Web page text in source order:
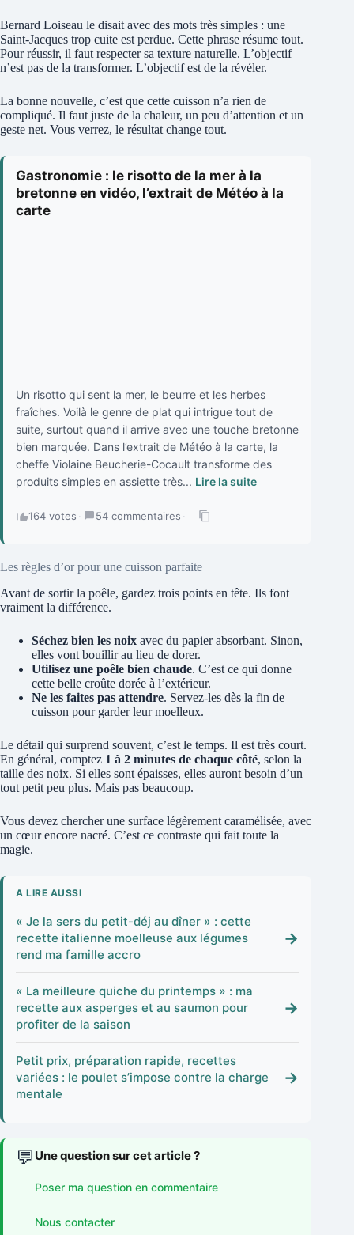
Bernard Loiseau le disait avec des mots très simples : une
Saint-Jacques trop cuite est perdue. Cette phrase résume tout.
Pour réussir, il faut respecter sa texture naturelle. L’objectif
n’est pas de la transformer. L’objectif est de la révéler.
La bonne nouvelle, c’est que cette cuisson n’a rien de
compliqué. Il faut juste de la chaleur, un peu d’attention et un
geste net. Vous verrez, le résultat change tout.
Gastronomie : le risotto de la mer à la
bretonne en vidéo, l’extrait de Météo à la
carte
Un risotto qui sent la mer, le beurre et les herbes
fraîches. Voilà le genre de plat qui intrigue tout de
suite, surtout quand il arrive avec une touche bretonne
bien marquée. Dans l’extrait de Météo à la carte, la
cheffe Violaine Beucherie-Cocault transforme des
produits simples en assiette très... Lire la suite
164 votes · 54 commentaires ·
Les règles d’or pour une cuisson parfaite
Avant de sortir la poêle, gardez trois points en tête. Ils font
vraiment la différence.
Séchez bien les noix avec du papier absorbant. Sinon,
elles vont bouillir au lieu de dorer.
Utilisez une poêle bien chaude. C’est ce qui donne
cette belle croûte dorée à l’extérieur.
Ne les faites pas attendre. Servez-les dès la fin de
cuisson pour garder leur moelleux.
Le détail qui surprend souvent, c’est le temps. Il est très court.
En général, comptez 1 à 2 minutes de chaque côté, selon la
taille des noix. Si elles sont épaisses, elles auront besoin d’un
tout petit peu plus. Mais pas beaucoup.
Vous devez chercher une surface légèrement caramélisée, avec
un cœur encore nacré. C’est ce contraste qui fait toute la
magie.
A LIRE AUSSI
« Je la sers du petit-déj au dîner » : cette
recette italienne moelleuse aux légumes
rend ma famille accro
→
« La meilleure quiche du printemps » : ma
recette aux asperges et au saumon pour
profiter de la saison
→
Petit prix, préparation rapide, recettes
variées : le poulet s’impose contre la charge
mentale
→
💬 Une question sur cet article ?
Poser ma question en commentaire
Nous contacter